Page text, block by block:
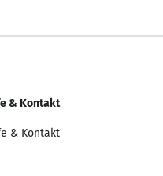
& Kontakt
& Kontakt